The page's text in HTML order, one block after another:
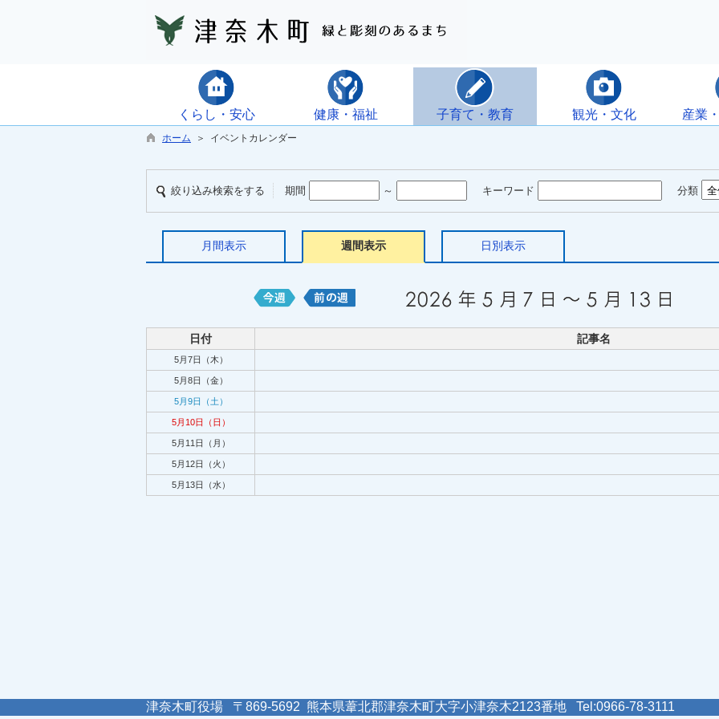
くらし・安心 健康・福祉 子育て・教育 観光・文化 産業
ホーム ＞ イベントカレンダー
絞り込み検索をする 期間 ～ キーワード 分類
月間表示 週間表示 日別表示
日付 記事名
5月7日（木）
5月8日（金）
5月9日（土）
5月10日（日）
5月11日（月）
5月12日（火）
5月13日（水）
津奈木町役場 〒869-5692 熊本県葦北郡津奈木町大字小津奈木2123番地 Tel:0966-78-3111